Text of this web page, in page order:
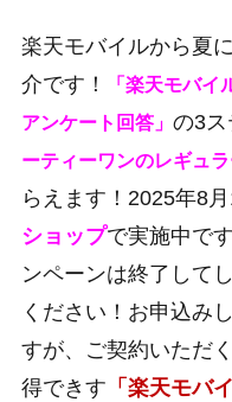
楽天モバイルから夏
介です！
「楽天モバイ
アンケート回答」 の3ス
ーティーワンのレギュ
らえます！2025年8
ショップで実施中で
ンペーンは終了して
ください！お申込み
すが、ご契約いただ
得できす 「楽天モバ